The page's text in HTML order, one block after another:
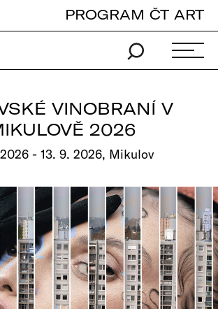
PROGRAM ČT ART
VINOBRANÍ V
2026
2026 - 13. 9. 2026, Mikulov